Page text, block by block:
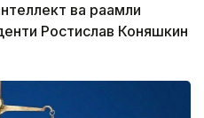
ва рақамли
Ростислав Коняшкин